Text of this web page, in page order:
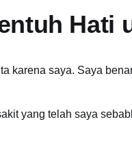
Hati
karena saya. Saya
yang telah saya